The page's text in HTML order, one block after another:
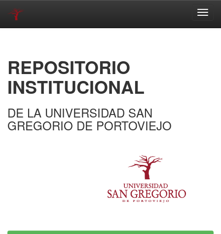
REPOSITORIO
INSTITUCIONAL
DE LA UNIVERSIDAD SAN
GREGORIO DE PORTOVIEJO